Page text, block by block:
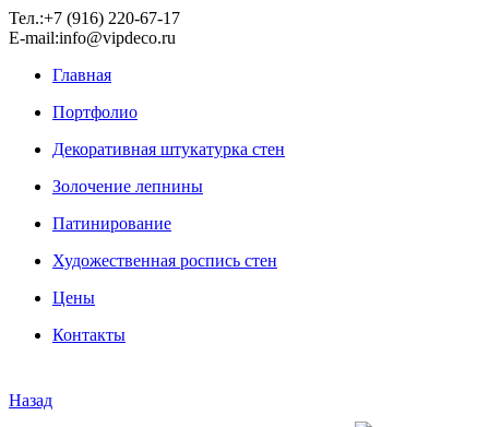
Тел.:+7 (916) 220-67-17
E-mail:info@vipdeco.ru
Главная
Портфолио
Декоративная штукатурка стен
Золочение лепнины
Патинирование
Художественная роспись стен
Цены
Контакты
Назад